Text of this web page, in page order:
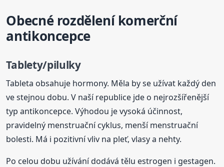
Obecné rozdělení komerční
antikoncepce
Tablety/pilulky
Tableta obsahuje hormony. Měla by se užívat každý den
ve stejnou dobu. V naší republice jde o nejrozšířenější
typ antikoncepce. Výhodou je vysoká účinnost,
pravidelný menstruační cyklus, menší menstruační
bolesti. Má i pozitivní vliv na pleť, vlasy a nehty.
Po celou dobu užívání dodává tělu estrogen i gestagen.